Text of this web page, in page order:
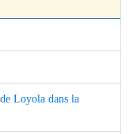
Loyola dans la